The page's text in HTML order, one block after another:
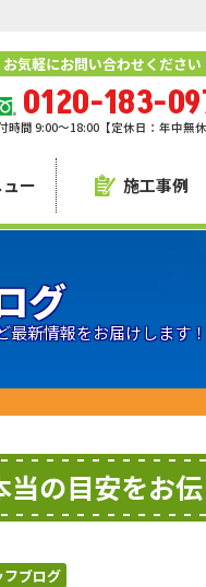
お気軽にお問い合わせください
0120-183-
時間 9:00～18:00【定休日：年中無休
ー 施工事例
グ
新情報をお届けします！
の目安をお
フブログ